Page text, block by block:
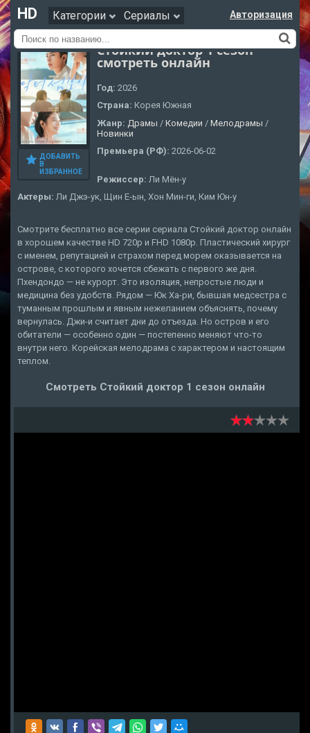
HD Категории Сериалы Авторизация
ДОБАВИТЬ
В
ИЗБРАННОЕ
Стойкий доктор 1 сезон
смотреть онлайн
Год: 2026
Страна: Корея Южная
Жанр: Драмы / Комедии / Мелодрамы /
Новинки
Премьера (РФ): 2026-06-02
Режиссер: Ли Мён-у
Актеры: Ли Джэ-ук, Щин Е-ын, Хон Мин-ги, Ким Юн-у
Смотрите бесплатно все серии сериала Стойкий доктор онлайн
в хорошем качестве HD 720p и FHD 1080p. Пластический хирург
с именем, репутацией и страхом перед морем оказывается на
острове, с которого хочется сбежать с первого же дня.
Пхендондо — не курорт. Это изоляция, непростые люди и
медицина без удобств. Рядом — Юк Ха-ри, бывшая медсестра с
туманным прошлым и явным нежеланием объяснять, почему
вернулась. Джи-и считает дни до отъезда. Но остров и его
обитатели — особенно один — постепенно меняют что-то
внутри него. Корейская мелодрама с характером и настоящим
теплом.
Смотреть Стойкий доктор 1 сезон онлайн